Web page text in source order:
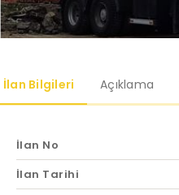
İlan Bilgileri Açıklama
İlan No
İlan Tarihi